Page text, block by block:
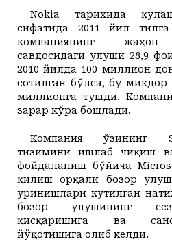
Nokia тарихида
сифатида 2011 йил тилга
компаниянинг жаҳон
савдосидаги улуши 28,9
2010 йилда 100 миллион
сотилган бўлса, бу миқдор
миллионга тушди.
зарар кўра бошлади.
Компания ўзининг
тизимини ишлаб чиқиш
фойдаланиш бўйича
қилиш орқали бозор
уринишлари кутилган
бозор улушининг
қисқаришига ва
йўқотишига олиб келди.